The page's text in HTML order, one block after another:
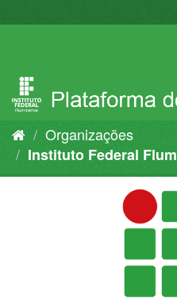
para
Organizações
Instituto Federal